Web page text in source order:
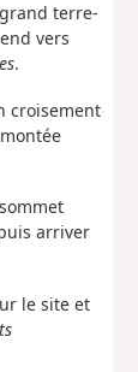
terre-
vers
.
croisement
arriver
le site et